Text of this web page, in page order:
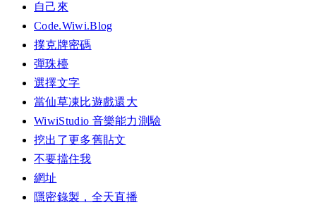
自己來
Code.Wiwi.Blog
撲克牌密碼
彈珠檯
選擇文字
當仙草凍比遊戲還大
WiwiStudio 音樂能力測驗
挖出了更多舊貼文
不要擋住我
網址
隱密錄製，全天直播